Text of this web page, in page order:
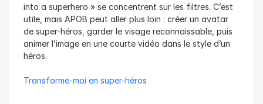
into a superhero » se concentrent sur les filtres. C’est
utile, mais APOB peut aller plus loin : créer un avatar
de super-héros, garder le visage reconnaissable, puis
animer l’image en une courte vidéo dans le style d’un
héros.
Transforme-moi en super-héros